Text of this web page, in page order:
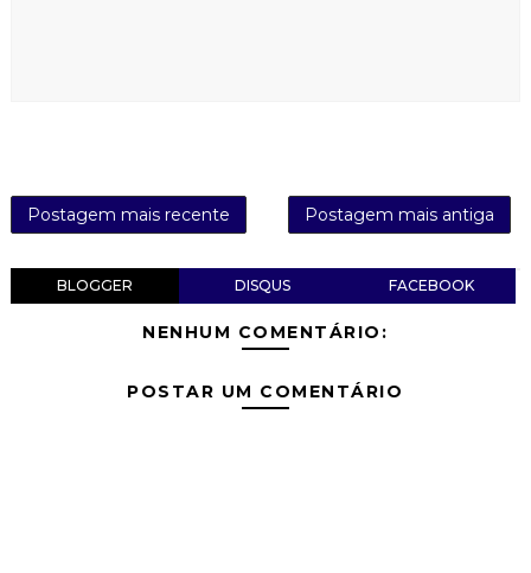
Postagem mais recente Postagem mais antiga
BLOGGER DISQUS FACEBOOK
NENHUM COMENTÁRIO:
POSTAR UM COMENTÁRIO